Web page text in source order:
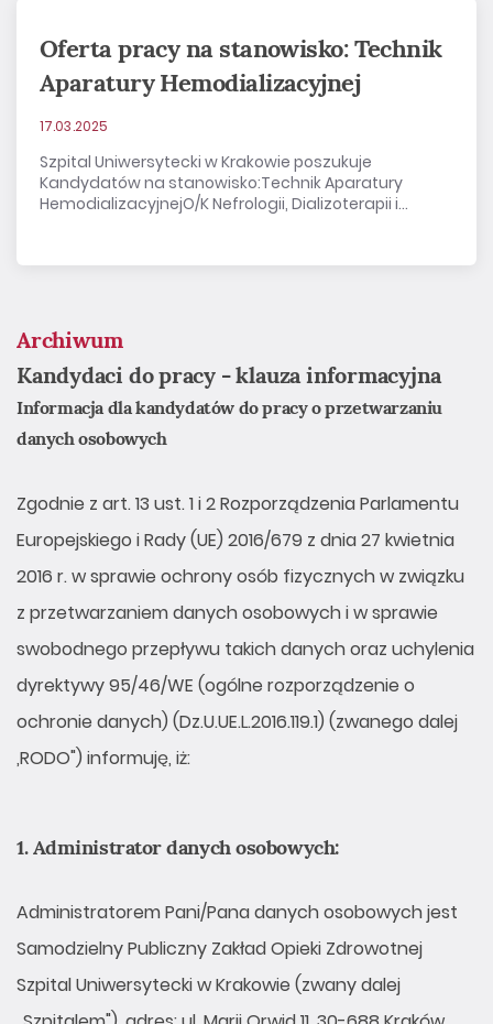
Oferta pracy na stanowisko: Technik
Aparatury Hemodializacyjnej
17.03.2025
Szpital Uniwersytecki w Krakowie poszukuje
Kandydatów na stanowisko:Technik Aparatury
HemodializacyjnejO/K Nefrologii, Dializoterapii i...
Archiwum
Kandydaci do pracy - klauza informacyjna
Informacja dla kandydatów do pracy o przetwarzaniu
danych osobowych
Zgodnie z art. 13 ust. 1 i 2 Rozporządzenia Parlamentu
Europejskiego i Rady (UE) 2016/679 z dnia 27 kwietnia
2016 r. w sprawie ochrony osób fizycznych w związku
z przetwarzaniem danych osobowych i w sprawie
swobodnego przepływu takich danych oraz uchylenia
dyrektywy 95/46/WE (ogólne rozporządzenie o
ochronie danych) (Dz.U.UE.L.2016.119.1) (zwanego dalej
,RODO") informuję, iż:
1. Administrator danych osobowych:
Administratorem Pani/Pana danych osobowych jest
Samodzielny Publiczny Zakład Opieki Zdrowotnej
Szpital Uniwersytecki w Krakowie (zwany dalej